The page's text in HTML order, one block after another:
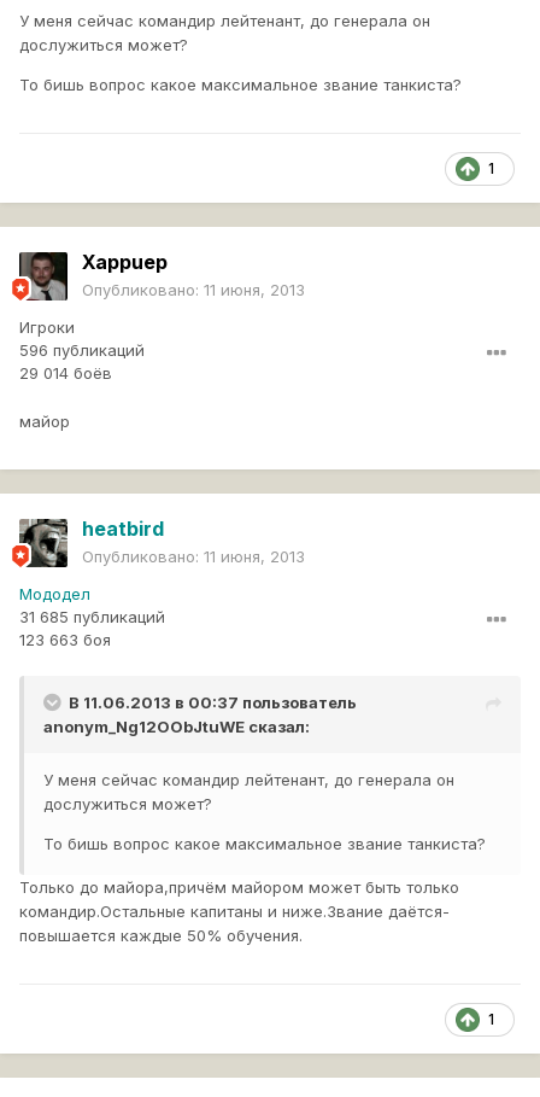
У меня сейчас командир лейтенант, до генерала он
дослужиться может?
То бишь вопрос какое максимальное звание танкиста?
1
Xappuep
Опубликовано: 11 июня, 2013
Игроки
596 публикаций
29 014 боёв
майор
heatbird
Опубликовано: 11 июня, 2013
Мододел
31 685 публикаций
123 663 боя
В 11.06.2013 в 00:37 пользователь
anonym_Ng12OObJtuWE сказал:
У меня сейчас командир лейтенант, до генерала он
дослужиться может?
То бишь вопрос какое максимальное звание танкиста?
Только до майора,причём майором может быть только
командир.Остальные капитаны и ниже.Звание даётся-
повышается каждые 50% обучения.
1